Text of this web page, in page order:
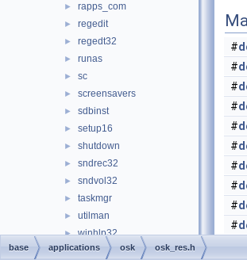
► rapps_com
► regedit
► regedt32
► runas
► sc
► screensavers
► sdbinst
► setup16
► shutdown
► sndrec32
► sndvol32
► taskmgr
► utilman
► winhlp32
► winver
#
#
#
#
#
#
#
#
#
#
base applications osk osk_res.h